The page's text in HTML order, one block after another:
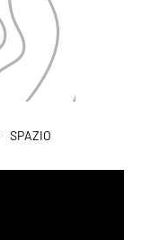
SPAZIO